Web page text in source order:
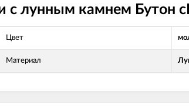
с лунным камнем Бутон
Цвет
Материал